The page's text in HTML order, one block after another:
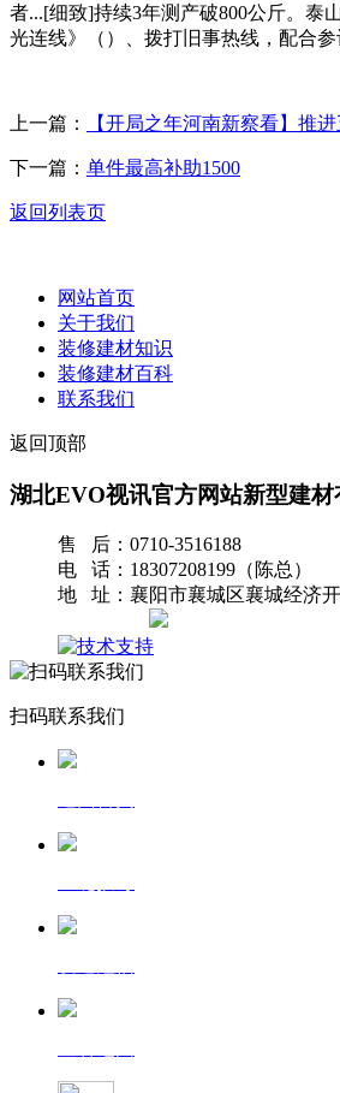
者...[细致]持续3年测产破800公斤。
光连线》（）、拨打旧事热线，配合
上一篇： 【开局之年河南新察看】推
下一篇： 单件最高补助1500
返回列表页
网站首页
关于我们
装修建材知识
装修建材百科
联系我们
返回顶部
湖北EVO视讯官方网站新型建材
售 后：0710-3516188
电 话：18307208199（陈总）
地 址：襄阳市襄城区襄城经济
扫码联系我们